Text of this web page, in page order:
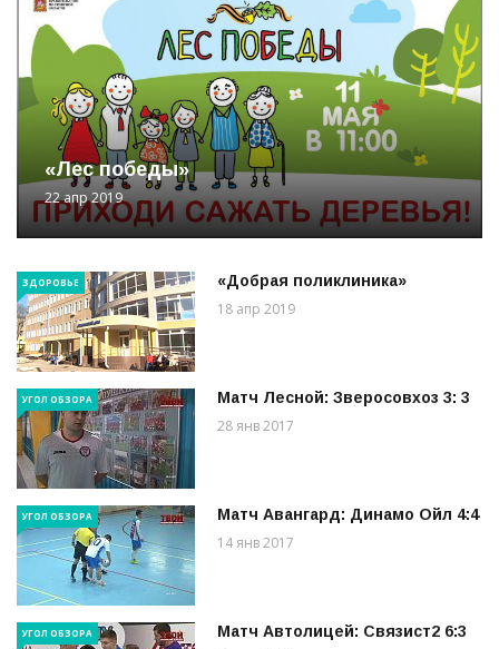
«Лес победы»
22 апр 2019
ЗДОРОВЬЕ «Добрая поликлиника»
18 апр 2019
УГОЛ ОБЗОРА Матч Лесной: Зверосовхоз 3: 3
28 янв 2017
УГОЛ ОБЗОРА Матч Авангард: Динамо Ойл 4:4
14 янв 2017
УГОЛ ОБЗОРА Матч Автолицей: Связист2 6:3